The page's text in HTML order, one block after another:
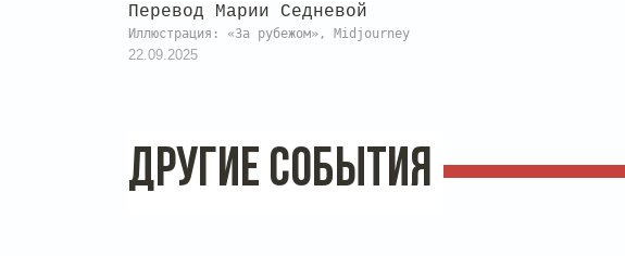
Перевод Марии Седневой
Иллюстрация: «За рубежом», Midjourney
22.09.2025
ДРУГИЕ СОБЫТИЯ